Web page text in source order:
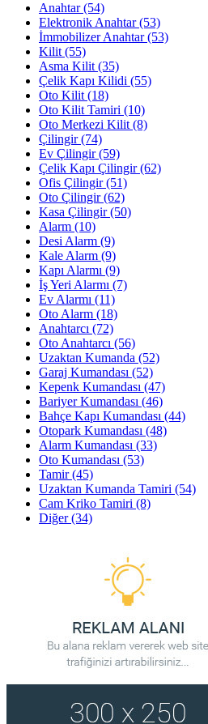
Anahtar(54)
Elektronik Anahtar(53)
İmmobilizer Anahtar(53)
Kilit (55)
Asma Kilit (35)
Çelik Kapı Kilidi (55)
Oto Kilit (18)
Oto Kilit Tamiri (10)
Oto Merkezi Kilit (8)
Çilingir(74)
Ev Çilingir(59)
Çelik Kapı Çilingir(62)
Ofis Çilingir(51)
Oto Çilingir(62)
Kasa Çilingir(50)
Alarm (10)
Desi Alarm (9)
Kale Alarm (9)
Kapı Alarmı (9)
İş Yeri Alarmı (7)
Ev Alarmı (11)
Oto Alarm (18)
Anahtarcı (72)
Oto Anahtarcı (56)
Uzaktan Kumanda (52)
Garaj Kumandası (52)
Kepenk Kumandası (47)
Bariyer Kumandası (46)
Bahçe Kapı Kumandası (44)
Otopark Kumandası (48)
Alarm Kumandası (33)
Oto Kumandası (53)
Tamir(45)
Uzaktan Kumanda Tamiri (54)
Cam Kriko Tamiri (8)
Diğer(34)